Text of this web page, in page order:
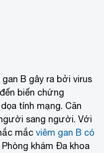
B gây ra bởi virus
biến chứng
tính mạng. Căn
sang người. Với
mắcviêm gan B có
Phòng khám Đa khoa